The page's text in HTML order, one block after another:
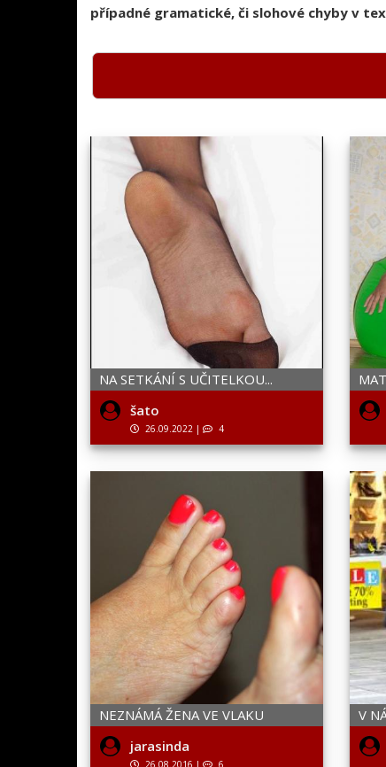
případné gramatické, či slohové chyby v
NA SETKÁNÍ S UČITELKOU...
šato
26.09.2022 | 4
NEZNÁMÁ ŽENA VE VLAKU
jarasinda
26.08.2016 | 6
V